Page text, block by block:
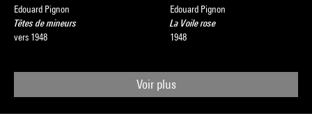
Edouard Pignon
Têtes de mineurs
vers 1948
Edouard Pignon
La Voile rose
1948
Voir plus